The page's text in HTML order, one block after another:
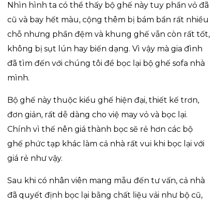
Nhìn hình ta có thể thấy bộ ghế này tuy phần vỏ đã
cũ và bay hết màu, cộng thêm bị bám bẩn rất nhiều
chỗ nhưng phần đệm và khung ghế vẫn còn rất tốt,
không bị sụt lún hay biến dạng. Vì vậy mà gia đình
đã tìm đến với chúng tôi để bọc lại bộ ghế sofa nhà
mình.
Bộ ghế này thuộc kiểu ghế hiện đại, thiết kế trơn,
đơn giản, rất dễ dàng cho việ may vỏ và bọc lại.
Chính vì thế nên giá thành bọc sẽ rẻ hơn các bộ
ghế phức tạp khác làm cả nhà rất vui khi bọc lại với
giá rẻ như vậy.
Sau khi có nhân viên mang mẫu đến tư vấn, cả nhà
đã quyết định bọc lại bằng chất liệu vải như bộ cũ,